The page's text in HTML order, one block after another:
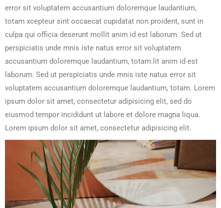
error sit voluptatem accusantium doloremque laudantium,
totam xcepteur sint occaecat cupidatat non proident, sunt in
culpa qui officia deserunt mollit anim id est laborum. Sed ut
perspiciatis unde mnis iste natus error sit voluptatem
accusantium doloremque laudantium, totam.lit anim id est
laborum. Sed ut perspiciatis unde mnis iste natus error sit
voluptatem accusantium doloremque laudantium, totam. Lorem
ipsum dolor sit amet, consectetur adipisicing elit, sed do
eiusmod tempor incididunt ut labore et dolore magna liqua.
Lorem ipsum dolor sit amet, consectetur adipisicing elit.